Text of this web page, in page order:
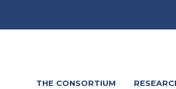
THE CONSORTIUM